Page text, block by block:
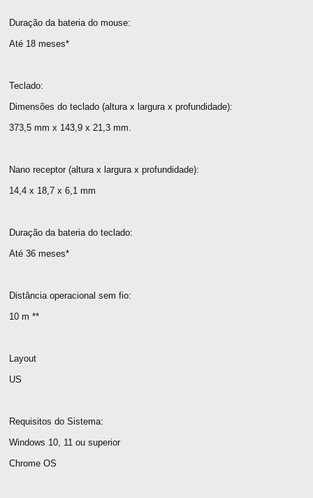
Duração da bateria do mouse:
Até 18 meses*
Teclado:
Dimensões do teclado (altura x largura x profundidade):
373,5 mm x 143,9 x 21,3 mm.
Nano receptor (altura x largura x profundidade):
14,4 x 18,7 x 6,1 mm
Duração da bateria do teclado:
Até 36 meses*
Distância operacional sem fio:
10 m **
Layout
US
Requisitos do Sistema:
Windows 10, 11 ou superior
Chrome OS